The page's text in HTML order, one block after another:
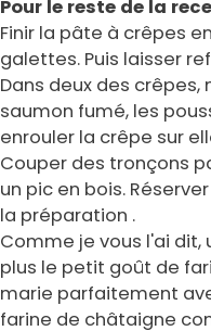
Pour le reste de la
Finir la pâte à crêpes
galettes. Puis laisser
Dans deux des
saumon fumé, les
enrouler la crêpe sur
Couper des tronçons
un pic en bois.
la préparation .
Comme je vous l'ai
plus le petit goût de
marie parfaitement
farine de châtaigne